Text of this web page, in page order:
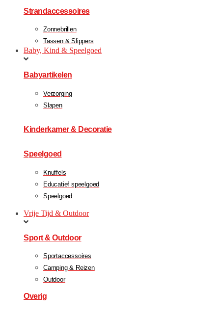
Strandaccessoires
Zonnebrillen
Tassen & Slippers
Baby, Kind & Speelgoed
Babyartikelen
Verzorging
Slapen
Kinderkamer & Decoratie
Speelgoed
Knuffels
Educatief speelgoed
Speelgoed
Vrije Tijd & Outdoor
Sport & Outdoor
Sportaccessoires
Camping & Reizen
Outdoor
Overig